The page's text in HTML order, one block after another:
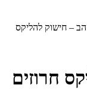
– חישוק להליקס
חרוזים